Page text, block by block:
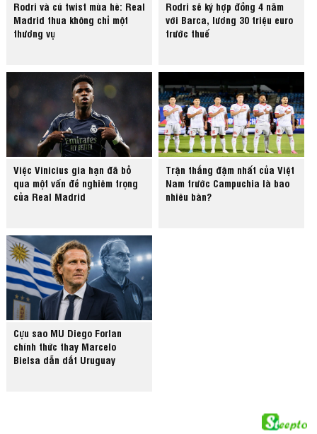
Rodri và cú twist mùa hè: Real
Madrid thua không chỉ một
thương vụ
Rodri sẽ ký hợp đồng 4 năm
với Barca, lương 30 triệu euro
trước thuế
Việc Vinicius gia hạn đã bỏ
qua một vấn đề nghiêm trọng
của Real Madrid
Trận thắng đậm nhất của Việt
Nam trước Campuchia là bao
nhiêu bàn?
Cựu sao MU Diego Forlan
chính thức thay Marcelo
Bielsa dẫn dắt Uruguay